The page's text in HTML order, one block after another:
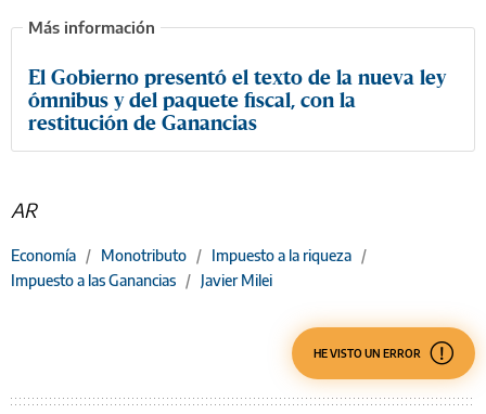
El Gobierno presentó el texto de la nueva ley
ómnibus y del paquete fiscal, con la
restitución de Ganancias
AR
Economía / Monotributo / Impuesto a la riqueza /
Impuesto a las Ganancias / Javier Milei
HE VISTO UN ERROR